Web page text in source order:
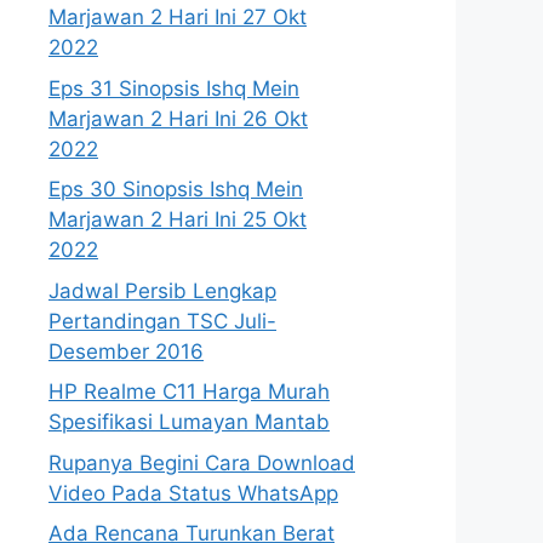
Marjawan 2 Hari Ini 27 Okt
2022
Eps 31 Sinopsis Ishq Mein
Marjawan 2 Hari Ini 26 Okt
2022
Eps 30 Sinopsis Ishq Mein
Marjawan 2 Hari Ini 25 Okt
2022
Jadwal Persib Lengkap
Pertandingan TSC Juli-
Desember 2016
HP Realme C11 Harga Murah
Spesifikasi Lumayan Mantab
Rupanya Begini Cara Download
Video Pada Status WhatsApp
Ada Rencana Turunkan Berat